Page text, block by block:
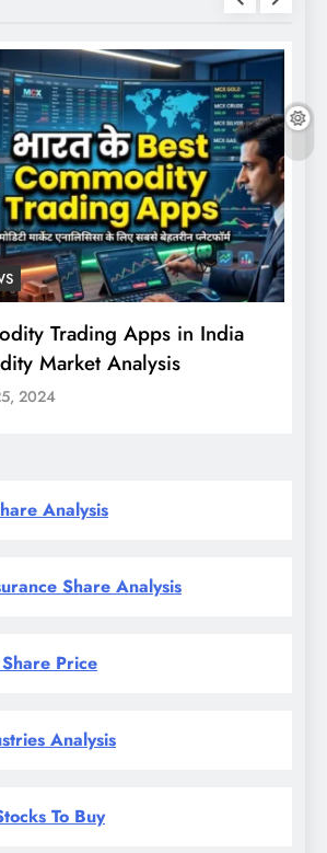
Trading Apps in India
Market Analysis
2024
Analysis
Share Analysis
Price
Analysis
To Buy